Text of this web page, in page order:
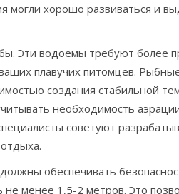
могли хорошо развиваться и
Эти водоемы требуют более
плавучих питомцев.
создания стабильной
необходимость
советуют
обеспечивать
менее 1,5-2 метров. Это